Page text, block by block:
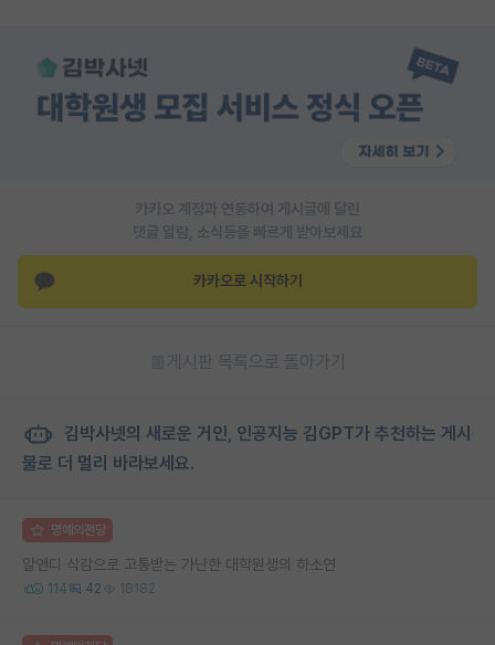
카카오 계정과 연동하여 게시글에 달린
댓글 알람, 소식등을 빠르게 받아보세요
카카오로 시작하기
게시판 목록으로 돌아가기
김박사넷의 새로운 거인, 인공지능 김GPT가 추천하는 게시
물로 더 멀리 바라보세요.
명예의전당
알앤디 삭감으로 고통받는 가난한 대학원생의 하소연
114 42 18182